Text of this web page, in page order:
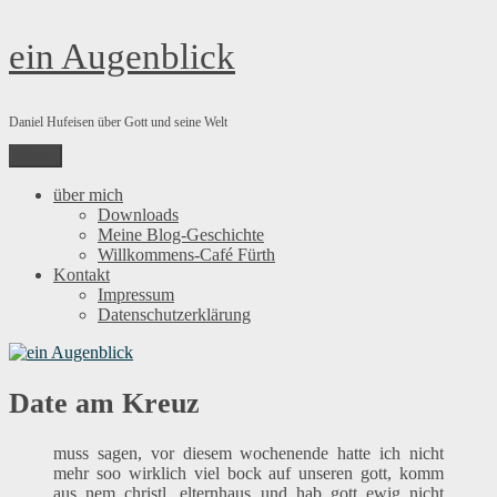
Zum
Inhalt
ein Augenblick
Daniel Hufeisen über Gott und seine Welt
über mich
Downloads
Meine Blog-Geschichte
Willkommens-Café Fürth
Kontakt
Impressum
Datenschutzerklärung
Date am Kreuz
muss sagen, vor diesem wochenende hatte ich nicht
mehr soo wirklich viel bock auf unseren gott, komm